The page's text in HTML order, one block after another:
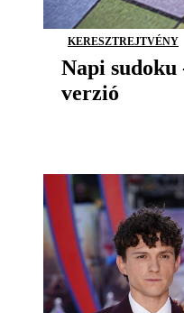
KERESZTREJTVÉNY
Napi sudoku
verzió